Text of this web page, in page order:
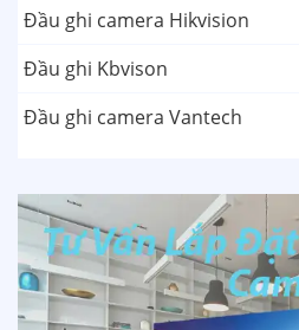
Đầu ghi camera Hikvision
Đầu ghi Kbvison
Đầu ghi camera Vantech